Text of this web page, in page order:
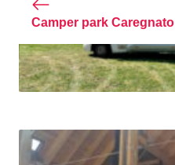
Camper park Caregnato